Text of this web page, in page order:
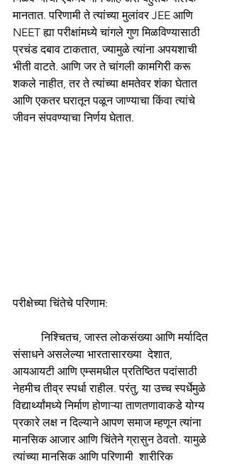
मानतात. परिणामी ते त्यांच्या मुलांवर JEE आणि
NEET ह्या परीक्षांमध्ये चांगले गुण मिळविण्यासाठी
प्रचंड दबाव टाकतात, ज्यामुळे त्यांना अपयशाची
भीती वाटते. आणि जर ते चांगली कामगिरी करू
शकले नाहीत, तर ते त्यांच्या क्षमतेवर शंका घेतात
आणि एकतर घरातून पळून जाण्याचा किंवा त्यांचे
जीवन संपवण्याचा निर्णय घेतात.
परीक्षेच्या चिंतेचे परिणाम:
निश्चितच, जास्त लोकसंख्या आणि मर्यादित
संसाधने असलेल्या भारतासारख्या  देशात,
आयआयटी आणि एम्समधील प्रतिष्ठित पदांसाठी
नेहमीच तीव्र स्पर्धा राहील. परंतु, या उच्च स्पर्धेमुळे
विद्यार्थ्यांमध्ये निर्माण होणाऱ्या ताणतणावाकडे योग्य
प्रकारे लक्ष न दिल्याने आपण समाज म्हणून त्यांना
मानसिक आजार आणि चिंतेने ग्रासुन ठेवतो. यामुळे
त्यांच्या मानसिक आणि परिणामी  शारीरिक